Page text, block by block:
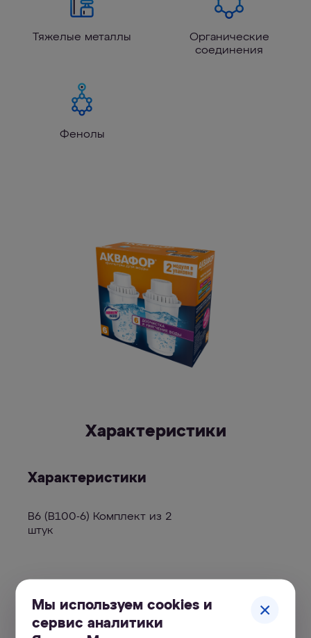
Тяжелые металлы
Органические
соединения
Фенолы
Характеристики
Характеристики
В6 (В100-6) Комплект из 2
штук
Мы используем cookies и
сервис аналитики